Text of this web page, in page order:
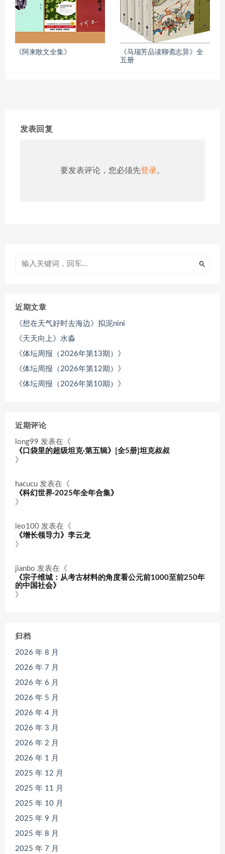
《阿来散文全集》
《马瑞芳品读聊斋志异》全
五册
发表回复
要发表评论，您必须先登录。
近期文章
《想在天气好时去海边》拟泥nini
《天天向上》水淼
《体坛周报（2026年第13期）》
《体坛周报（2026年第12期）》
《体坛周报（2026年第10期）》
近期评论
long99 发表在《
《口袋里的超级坦克·第五辑》[全5册]坦克叔叔
》
hacucu 发表在《
《科幻世界·2025年全年合集》
》
leo100 发表在《
《增长领导力》李云龙
》
jianbo 发表在《
《宗子维城：从考古材料的角度看公元前1000至前250年
的中国社会》
》
归档
2026 年 8 月
2026 年 7 月
2026 年 6 月
2026 年 5 月
2026 年 4 月
2026 年 3 月
2026 年 2 月
2026 年 1 月
2025 年 12 月
2025 年 11 月
2025 年 10 月
2025 年 9 月
2025 年 8 月
2025 年 7 月